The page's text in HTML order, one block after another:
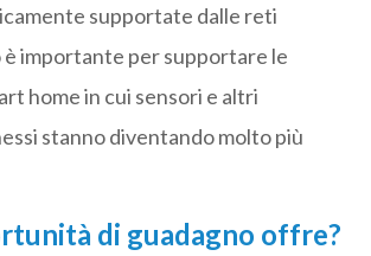
supportate dalle reti
è importante per supportare le
home in cui sensori e altri
stanno diventando molto più
di guadagno offre?